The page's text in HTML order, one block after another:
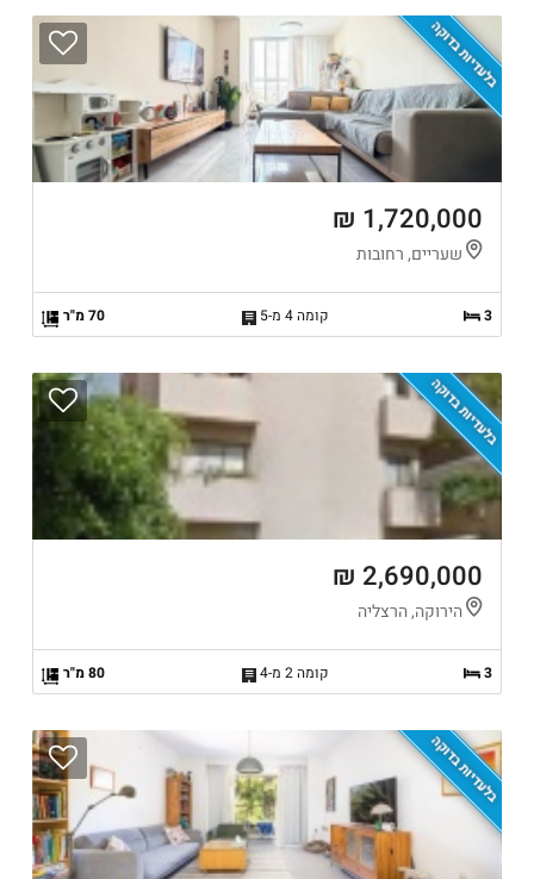
בלעדיות בדוקה
1,720,000 ₪
שעריים, רחובות
3 קומה 4 מ-5 70 מ"ר
בלעדיות בדוקה
2,690,000 ₪
הירוקה, הרצליה
3 קומה 2 מ-4 80 מ"ר
בלעדיות בדוקה